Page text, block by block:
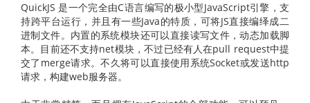
QuickJS 是一个完全由C语言编写的极小型JavaScript引擎，支
持跨平台运行，并且有一些Java的特质，可将JS直接编绎成二
进制文件。内置的系统模块还可以直接读写文件，动态加载脚
本。目前还不支持net模块，不过已经有人在pull request中提
交了merge请求。不久将可以直接使用系统Socket或发送http
请求，构建web服务器。